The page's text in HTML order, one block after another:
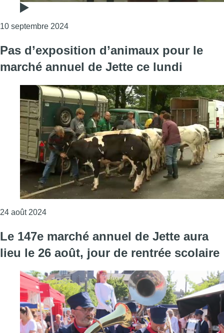
10 septembre 2024Consulter l'article "20 participants au
Pas d’exposition d’animaux pour le
marché annuel de Jette ce lundi
24 août 2024Consulter l'article "Pas d’exposition d’animaux
Le 147e marché annuel de Jette aura
lieu le 26 août, jour de rentrée scolaire